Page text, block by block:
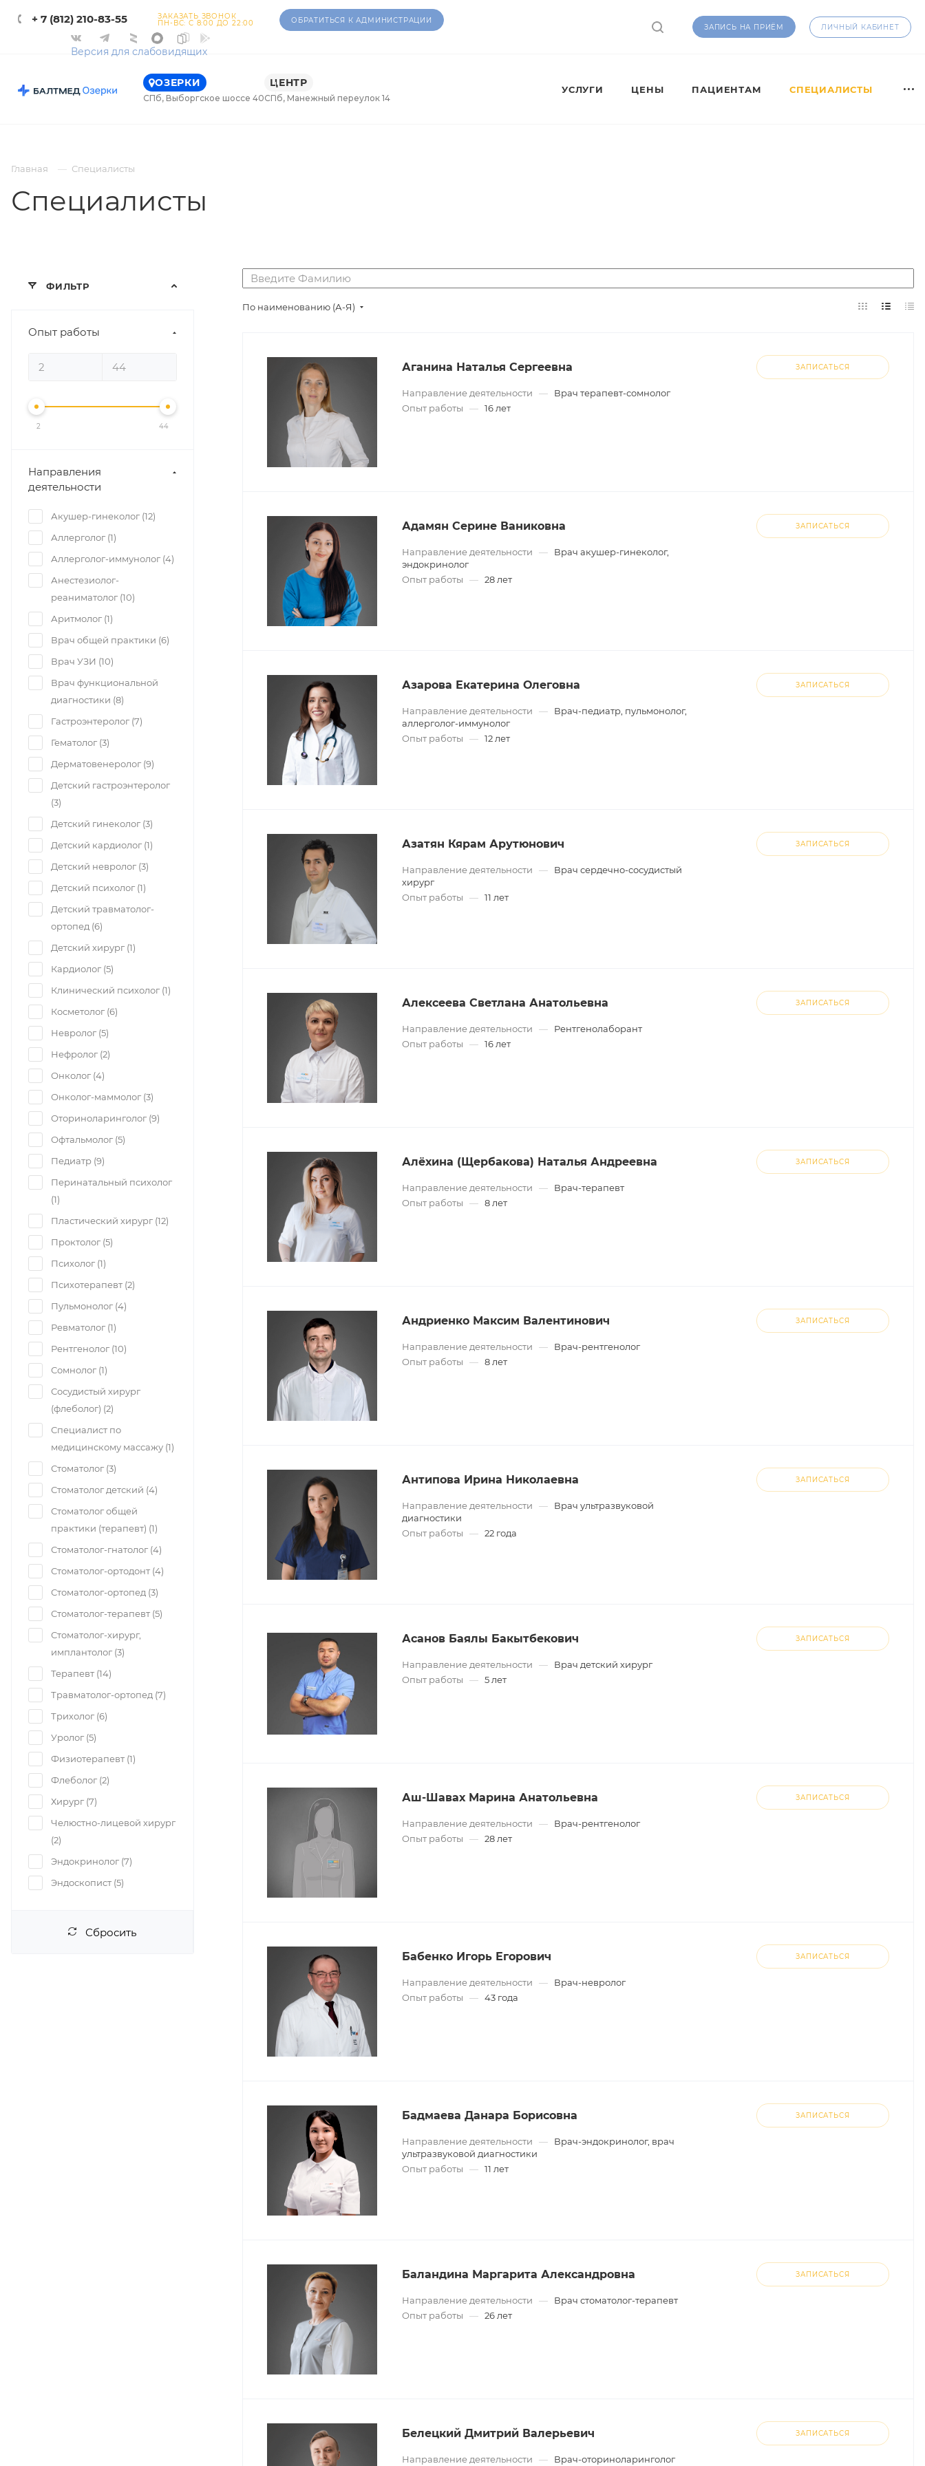
+ 7 (812) 210-83-55 ЗАКАЗАТЬ ЗВОНОК
ПН-ВС: С 8:00 ДО 22:00 ОБРАТИТЬСЯ К АДМИНИСТРАЦИИ
Версия для слабовидящих
ЗАПИСЬ НА ПРИЁМ ЛИЧНЫЙ КАБИНЕТ
ОЗЕРКИ
СПб, Выборгское шоссе 40
ЦЕНТР
СПб, Манежный переулок 14
УСЛУГИ ЦЕНЫ ПАЦИЕНТАМ СПЕЦИАЛИСТЫ
Главная Специалисты
Специалисты
ФИЛЬТР
Опыт работы
2 44
Направления
деятельности
Акушер-гинеколог (12)
Аллерголог (1)
Аллерголог-иммунолог (4)
Анестезиолог-
реаниматолог (10)
Аритмолог (1)
Врач общей практики (6)
Врач УЗИ (10)
Врач функциональной
диагностики (8)
Гастроэнтеролог (7)
Гематолог (3)
Дерматовенеролог (9)
Детский гастроэнтеролог
(3)
Детский гинеколог (3)
Детский кардиолог (1)
Детский невролог (3)
Детский психолог (1)
Детский травматолог-
ортопед (6)
Детский хирург (1)
Кардиолог (5)
Клинический психолог (1)
Косметолог (6)
Невролог (5)
Нефролог (2)
Онколог (4)
Онколог-маммолог (3)
Оториноларинголог (9)
Офтальмолог (5)
Педиатр (9)
Перинатальный психолог
(1)
Пластический хирург (12)
Проктолог (5)
Психолог (1)
Психотерапевт (2)
Пульмонолог (4)
Ревматолог (1)
Рентгенолог (10)
Сомнолог (1)
Сосудистый хирург
(флеболог) (2)
Специалист по
медицинскому массажу (1)
Стоматолог (3)
Стоматолог детский (4)
Стоматолог общей
практики (терапевт) (1)
Стоматолог-гнатолог (4)
Стоматолог-ортодонт (4)
Стоматолог-ортопед (3)
Стоматолог-терапевт (5)
Стоматолог-хирург,
имплантолог (3)
Терапевт (14)
Травматолог-ортопед (7)
Трихолог (6)
Уролог (5)
Физиотерапевт (1)
Флеболог (2)
Хирург (7)
Челюстно-лицевой хирург
(2)
Эндокринолог (7)
Эндоскопист (5)
Сбросить
По наименованию (А-Я)
Аганина Наталья Сергеевна
Направление деятельности —
Врач терапевт-сомнолог
Опыт работы
— 16 лет
ЗАПИСАТЬСЯ
Адамян Серине Ваниковна
Направление деятельности —
Врач акушер-гинеколог,
эндокринолог
Опыт работы
— 28 лет
ЗАПИСАТЬСЯ
Азарова Екатерина Олеговна
Направление деятельности —
Врач-педиатр, пульмонолог,
аллерголог-иммунолог
Опыт работы
— 12 лет
ЗАПИСАТЬСЯ
Азатян Кярам Арутюнович
Направление деятельности —
Врач сердечно-сосудистый
хирург
Опыт работы
— 11 лет
ЗАПИСАТЬСЯ
Алексеева Светлана Анатольевна
Направление деятельности —
Рентгенолаборант
Опыт работы
— 16 лет
ЗАПИСАТЬСЯ
Алёхина (Щербакова) Наталья Андреевна
Направление деятельности —
Врач-терапевт
Опыт работы
— 8 лет
ЗАПИСАТЬСЯ
Андриенко Максим Валентинович
Направление деятельности —
Врач-рентгенолог
Опыт работы
— 8 лет
ЗАПИСАТЬСЯ
Антипова Ирина Николаевна
Направление деятельности —
Врач ультразвуковой
диагностики
Опыт работы
— 22 года
ЗАПИСАТЬСЯ
Асанов Баялы Бакытбекович
Направление деятельности —
Врач детский хирург
Опыт работы
— 5 лет
ЗАПИСАТЬСЯ
Аш-Шавах Марина Анатольевна
Направление деятельности —
Врач-рентгенолог
Опыт работы
— 28 лет
ЗАПИСАТЬСЯ
Бабенко Игорь Егорович
Направление деятельности —
Врач-невролог
Опыт работы
— 43 года
ЗАПИСАТЬСЯ
Бадмаева Данара Борисовна
Направление деятельности —
Врач-эндокринолог, врач
ультразвуковой диагностики
Опыт работы
— 11 лет
ЗАПИСАТЬСЯ
Баландина Маргарита Александровна
Направление деятельности —
Врач стоматолог-терапевт
Опыт работы
— 26 лет
ЗАПИСАТЬСЯ
Белецкий Дмитрий Валерьевич
Направление деятельности — Врач-оториноларинголог
ЗАПИСАТЬСЯ